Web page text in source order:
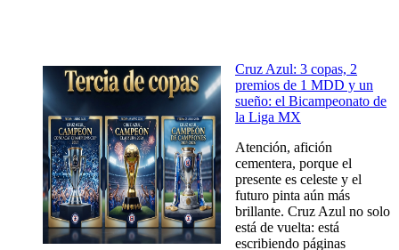
Cruz Azul: 3 copas, 2
premios de 1 MDD y un
sueño: el Bicampeonato de
la Liga MX
Atención, afición
cementera, porque el
presente es celeste y el
futuro pinta aún más
brillante. Cruz Azul no solo
está de vuelta: está
escribiendo páginas